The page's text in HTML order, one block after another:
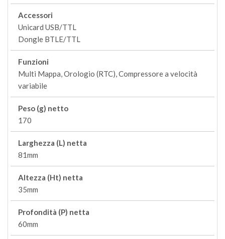
Accessori
Unicard USB/TTL
Dongle BTLE/TTL
Funzioni
Multi Mappa, Orologio (RTC), Compressore a velocità
variabile
Peso (g) netto
170
Larghezza (L) netta
81mm
Altezza (Ht) netta
35mm
Profondità (P) netta
60mm